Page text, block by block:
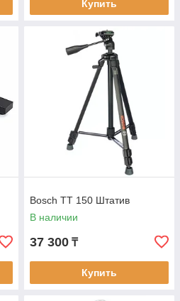
Купить
Bosch TT 150 Штатив
В наличии
37 300 ₸
Купить